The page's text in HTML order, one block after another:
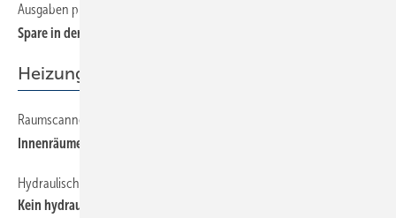
Ausgaben prüfen und kritisch hinterfragen
Spare in der Zeit, dann hast du in der Not
Heizung
Raumscanner One-Shot
Innenräume mit einem Klick digitalisieren
Hydraulischer Abgleich heute – SBZ-Serie, Teil 2
Kein hydraulischer Abgleich ohne Verständnis für das ganze